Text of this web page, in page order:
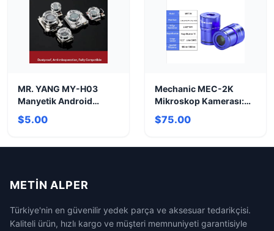
MR. YANG MY-H03
Manyetik Android
Kamera Lens Koruyucu
- Kusursuz Koruma
$5.00
Mechanic MEC-2K
Mikroskop Kamerası:
2K Ultra HD
Görüntüleme
$75.00
METIN ALPER
Türkiye'nin en güvenilir yedek parça ve aksesuar tedarikçisi.
Kaliteli ürün, hızlı kargo ve müşteri memnuniyeti garantisiyle